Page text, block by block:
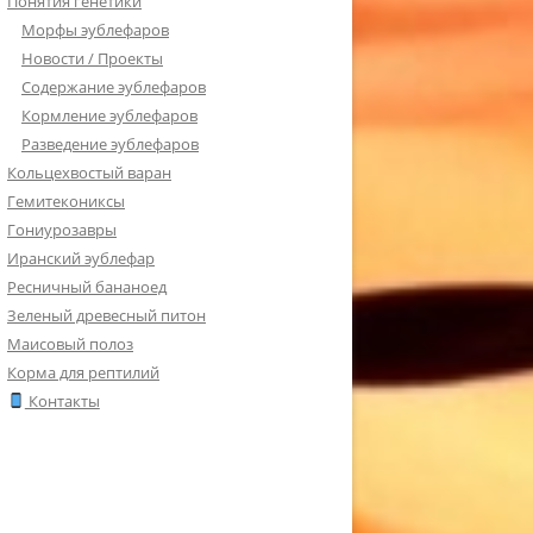
Морфы эублефаров
Новости / Проекты
Содержание эублефаров
Кормление эублефаров
Разведение эублефаров
Кольцехвостый варан
Гемитекониксы
Гониурозавры
Иранский эублефар
Ресничный бананоед
Зеленый древесный питон
Маисовый полоз
Корма для рептилий
Контакты